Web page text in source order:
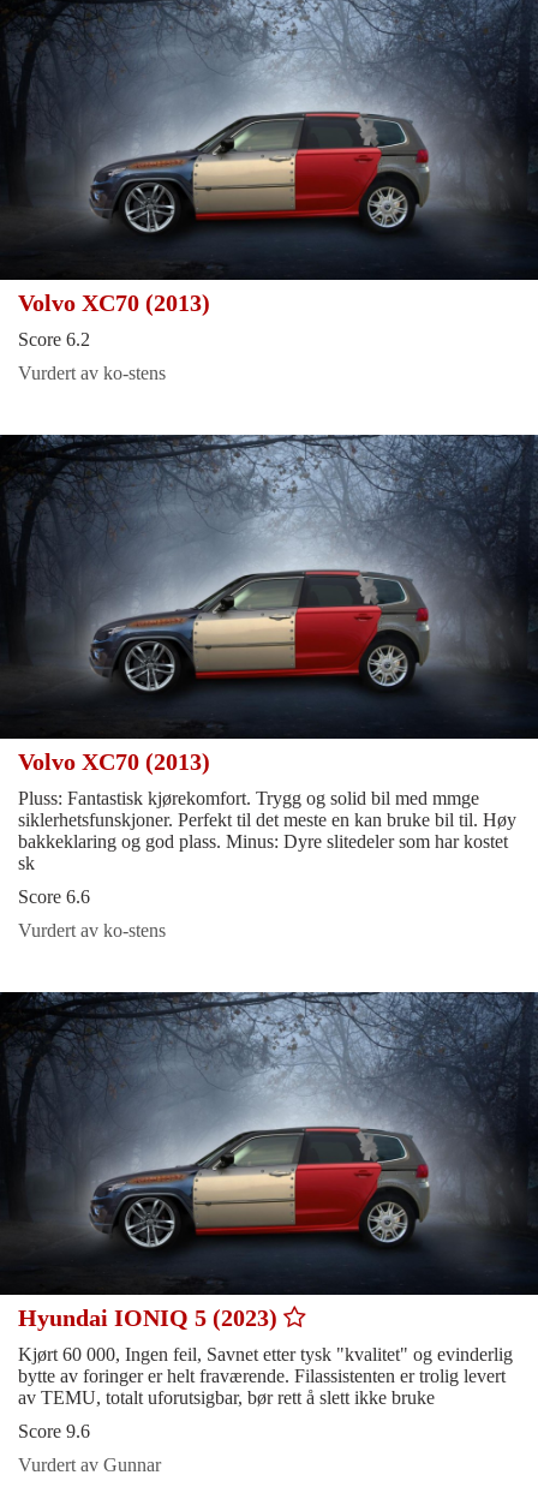
Volvo XC70 (2013)
Score 6.2
Vurdert av ko-stens
Volvo XC70 (2013)
Pluss: Fantastisk kjørekomfort. Trygg og solid bil med mmge
siklerhetsfunskjoner. Perfekt til det meste en kan bruke bil til. Høy
bakkeklaring og god plass. Minus: Dyre slitedeler som har kostet
sk
Score 6.6
Vurdert av ko-stens
Hyundai IONIQ 5 (2023)
Kjørt 60 000, Ingen feil, Savnet etter tysk "kvalitet" og evinderlig
bytte av foringer er helt fraværende. Filassistenten er trolig levert
av TEMU, totalt uforutsigbar, bør rett å slett ikke bruke
Score 9.6
Vurdert av Gunnar